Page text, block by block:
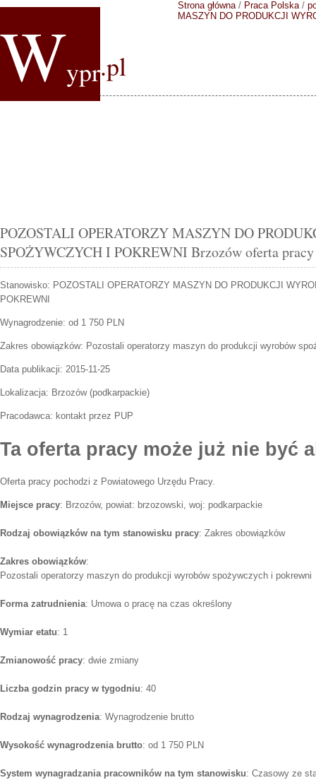
Wypr.pl
Strona główna/ Praca Polska/
MASZYN DO PRODUKCJI
POZOSTALI OPERATORZY MASZYN DO
SPOŻYWCZYCH I POKREWNI Brzozów oferta
Stanowisko: POZOSTALI OPERATORZY MASZYN DO PRODUKCJI
POKREWNI
Wynagrodzenie: od 1 750 PLN
Zakres obowiązków: Pozostali operatorzy maszyn do produkcji wyrobów
Data publikacji: 2015-11-25
Lokalizacja: Brzozów(podkarpackie)
Pracodawca: kontakt przez PUP
Ta oferta pracy może już nie być
Oferta pracy pochodzi z Powiatowego Urzędu Pracy.
Miejsce pracy: Brzozów, powiat: brzozowski, woj: podkarpackie
Rodzaj obowiązków na tym stanowisku pracy: Zakres obowiązków
Zakres obowiązków:
Pozostali operatorzy maszyn do produkcji wyrobów spożywczych i pokrewni
Forma zatrudnienia: Umowa o pracę na czas określony
Wymiar etatu: 1
Zmianowość pracy: dwie zmiany
Liczba godzin pracy w tygodniu: 40
Rodzaj wynagrodzenia: Wynagrodzenie brutto
Wysokość wynagrodzenia brutto: od 1 750 PLN
System wynagradzania pracowników na tym stanowisku: Czasowy ze